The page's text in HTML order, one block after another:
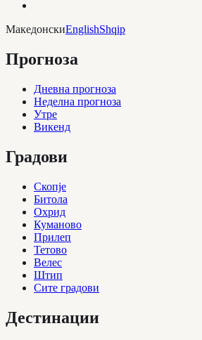
МакедонскиEnglishShqip
Прогноза
Дневна прогноза
Неделна прогноза
Утре
Викенд
Градови
Скопје
Битола
Охрид
Куманово
Прилеп
Тетово
Велес
Штип
Сите градови
Дестинации